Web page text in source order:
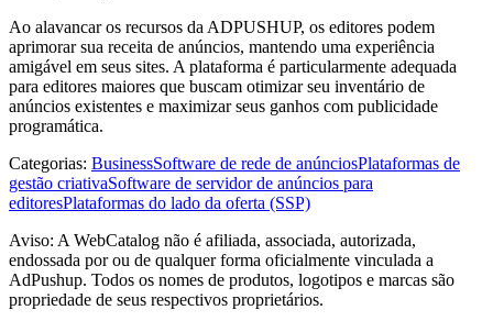
Ao alavancar os recursos da ADPUSHUP, os editores podem
aprimorar sua receita de anúncios, mantendo uma experiência
amigável em seus sites. A plataforma é particularmente adequada
para editores maiores que buscam otimizar seu inventário de
anúncios existentes e maximizar seus ganhos com publicidade
programática.
Categorias: BusinessSoftware de rede de anúnciosPlataformas de
gestão criativaSoftware de servidor de anúncios para
editoresPlataformas do lado da oferta (SSP)
Aviso: A WebCatalog não é afiliada, associada, autorizada,
endossada por ou de qualquer forma oficialmente vinculada a
AdPushup. Todos os nomes de produtos, logotipos e marcas são
propriedade de seus respectivos proprietários.